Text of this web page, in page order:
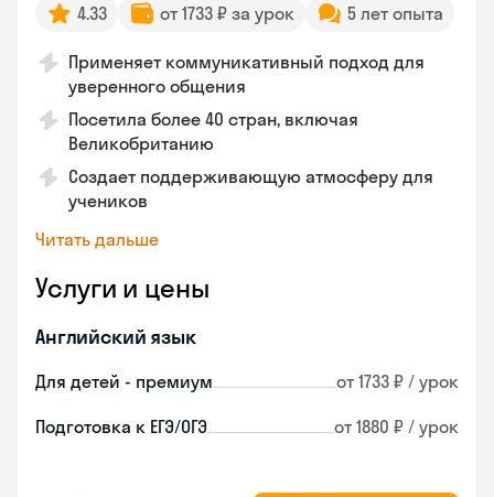
4.33 от 1733 ₽ за урок 5 лет опыта
Применяет коммуникативный подход для
уверенного общения
Посетила более 40 стран, включая
Великобританию
Создает поддерживающую атмосферу для
учеников
Читать дальше
Услуги и цены
Английский язык
Для детей - премиум от 1733 ₽ / урок
Подготовка к ЕГЭ/ОГЭ от 1880 ₽ / урок